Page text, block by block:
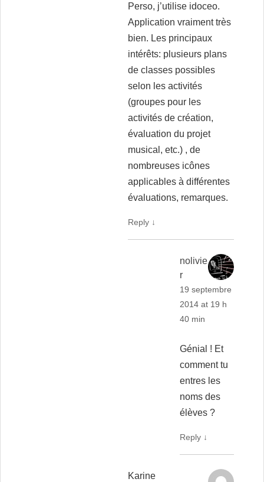
Perso, j’utilise idoceo.
Application vraiment très
bien. Les principaux
intérêts: plusieurs plans
de classes possibles
selon les activités
(groupes pour les
activités de création,
évaluation du projet
musical, etc.) , de
nombreuses icônes
applicables à différentes
évaluations, remarques.
Reply ↓
nolivie
r
19 septembre
2014 at 19 h
40 min
Génial ! Et
comment tu
entres les
noms des
élèves ?
Reply ↓
Karine